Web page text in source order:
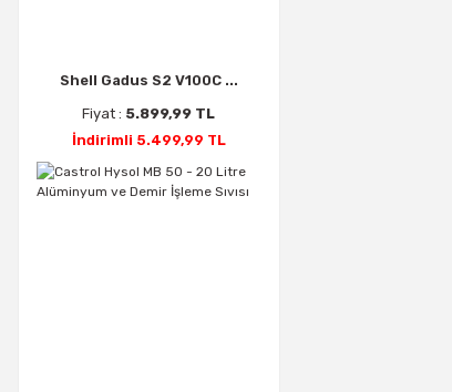
Shell Gadus S2 V100C ...
Fiyat : 5.899,99 TL
İndirimli 5.499,99 TL